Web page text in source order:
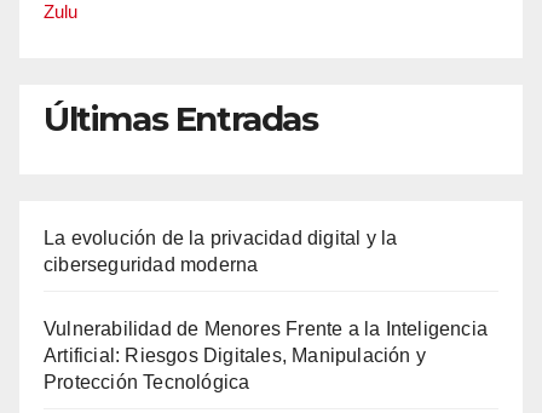
Zulu
Últimas Entradas
La evolución de la privacidad digital y la
ciberseguridad moderna
Vulnerabilidad de Menores Frente a la Inteligencia
Artificial: Riesgos Digitales, Manipulación y
Protección Tecnológica